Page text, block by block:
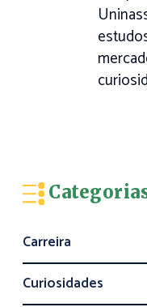
Carreira
Curiosidades